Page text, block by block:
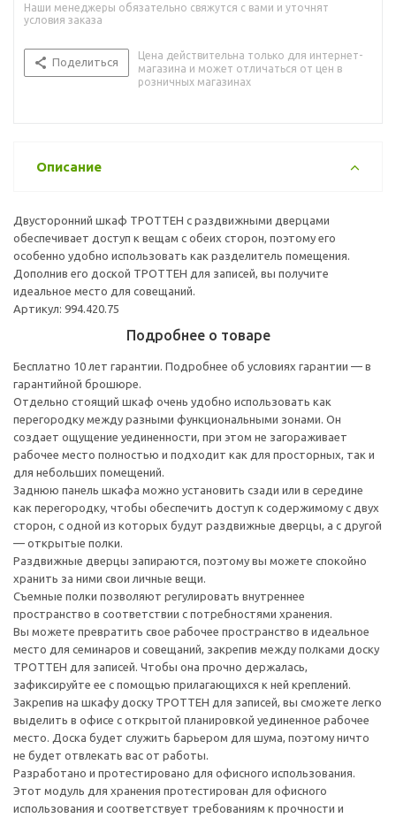
Наши менеджеры обязательно свяжутся с вами и уточнят
условия заказа
Поделиться
Цена действительна только для интернет-
магазина и может отличаться от цен в
розничных магазинах
Описание
Двусторонний шкаф ТРОТТЕН с раздвижными дверцами
обеспечивает доступ к вещам с обеих сторон, поэтому его
особенно удобно использовать как разделитель помещения.
Дополнив его доской ТРОТТЕН для записей, вы получите
идеальное место для совещаний.
Артикул: 994.420.75
Подробнее о товаре
Бесплатно 10 лет гарантии. Подробнее об условиях гарантии — в
гарантийной брошюре.
Отдельно стоящий шкаф очень удобно использовать как
перегородку между разными функциональными зонами. Он
создает ощущение уединенности, при этом не загораживает
рабочее место полностью и подходит как для просторных, так и
для небольших помещений.
Заднюю панель шкафа можно установить сзади или в середине
как перегородку, чтобы обеспечить доступ к содержимому с двух
сторон, с одной из которых будут раздвижные дверцы, а с другой
— открытые полки.
Раздвижные дверцы запираются, поэтому вы можете спокойно
хранить за ними свои личные вещи.
Съемные полки позволяют регулировать внутреннее
пространство в соответствии с потребностями хранения.
Вы можете превратить свое рабочее пространство в идеальное
место для семинаров и совещаний, закрепив между полками доску
ТРОТТЕН для записей. Чтобы она прочно держалась,
зафиксируйте ее с помощью прилагающихся к ней креплений.
Закрепив на шкафу доску ТРОТТЕН для записей, вы сможете легко
выделить в офисе с открытой планировкой уединенное рабочее
место. Доска будет служить барьером для шума, поэтому ничто
не будет отвлекать вас от работы.
Разработано и протестировано для офисного использования.
Этот модуль для хранения протестирован для офисного
использования и соответствует требованиям к прочности и